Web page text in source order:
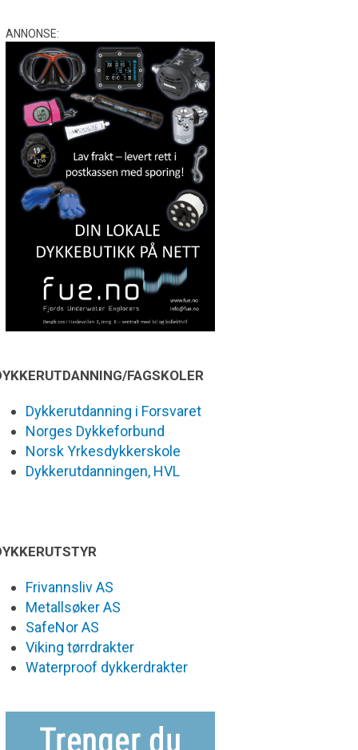
ANNONSE:
FAGSKOLER
Dykkerutdanning i Forsvaret
Norges Dykkeforbund
Norsk Yrkesdykkerskole
Dykkerutdanningen, HVL
Frivannsliv AS
Metallsøker AS
SafeNor AS
Viking tørrdrakter
Waterproof dykkerdrakter